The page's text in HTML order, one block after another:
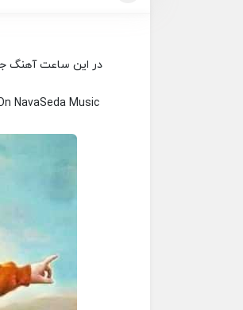
در این ساعت آهنگ
NavaSeda Music